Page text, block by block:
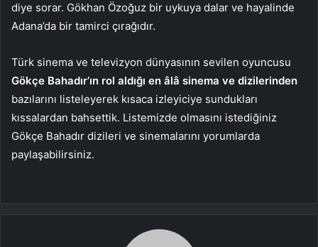
diye sorar. Gökhan Özoğuz bir uykuya dalar ve hayalinde
Adana’da bir tamirci çırağıdır.
Türk sinema ve televizyon dünyasının sevilen oyuncusu
Gökçe Bahadır’ın rol aldığı en âlâ sinema ve dizilerinden
bazılarını listeleyerek kısaca izleyiciye sundukları
kıssalardan bahsettik. Listemizde olmasını istediğiniz
Gökçe Bahadır dizileri ve sinemalarını yorumlarda
paylaşabilirsiniz.